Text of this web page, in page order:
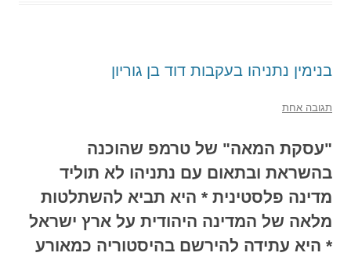
בנימין נתניהו בעקבות דוד בן גוריון
תגובה אחת
"עסקת המאה" של טרמפ שהוכנה
בהשראת ובתאום עם נתניהו לא תוליד
מדינה פלסטינית * היא תביא להשתלטות
מלאה של המדינה היהודית על ארץ ישראל
* היא עתידה להירשם בהיסטוריה כמאורע